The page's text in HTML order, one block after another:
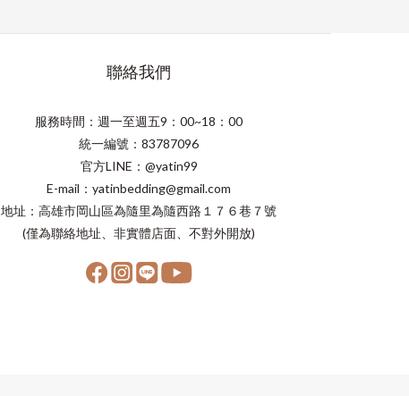
聯絡我們
服務時間：週一至週五9：00~18：00
統一編號：83787096
官方LINE：@yatin99
E-mail：yatinbedding@gmail.com
地址：高雄市岡山區為隨里為隨西路１７６巷７號
(僅為聯絡地址、非實體店面、不對外開放)